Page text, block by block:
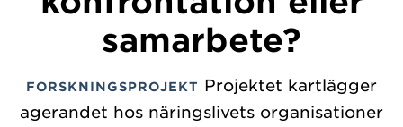
samarbete?
FORSKNINGSPROJEKT Projektet kartlägger
agerandet hos näringslivets organisationer